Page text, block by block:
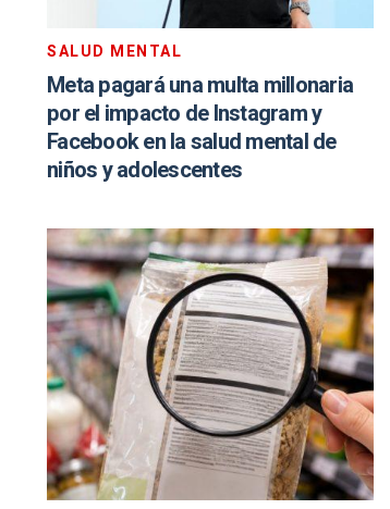
SALUD MENTAL
Meta pagará una multa millonaria
por el impacto de Instagram y
Facebook en la salud mental de
niños y adolescentes